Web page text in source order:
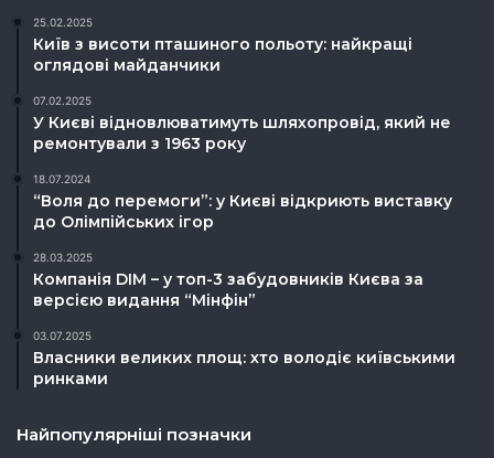
25.02.2025
Київ з висоти пташиного польоту: найкращі
оглядові майданчики
07.02.2025
У Києві відновлюватимуть шляхопровід, який не
ремонтували з 1963 року
18.07.2024
“Воля до перемоги”: у Києві відкриють виставку
до Олімпійських ігор
28.03.2025
Компанія DIM – у топ-3 забудовників Києва за
версією видання “Мінфін”
03.07.2025
Власники великих площ: хто володіє київськими
ринками
Найпопулярніші позначки